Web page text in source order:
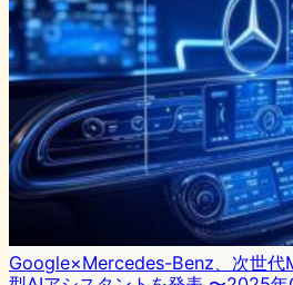
Google×Mercedes-Benz、次世代